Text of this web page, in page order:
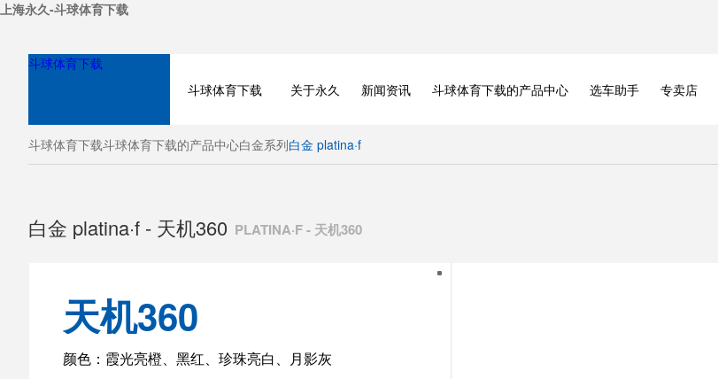
上海永久-斗球体育下载
斗球体育下载
斗球体育下载 关于永久 新闻资讯 斗球体育下载的产品中心 选车助手 专卖店
斗球体育下载斗球体育下载的产品中心白金系列白金 platina·f
BICYCLE
白金 platina·f - 天机360 PLATINA·F - 天机360
天机360
颜色：霞光亮橙、黑红、珍珠亮白、月影灰